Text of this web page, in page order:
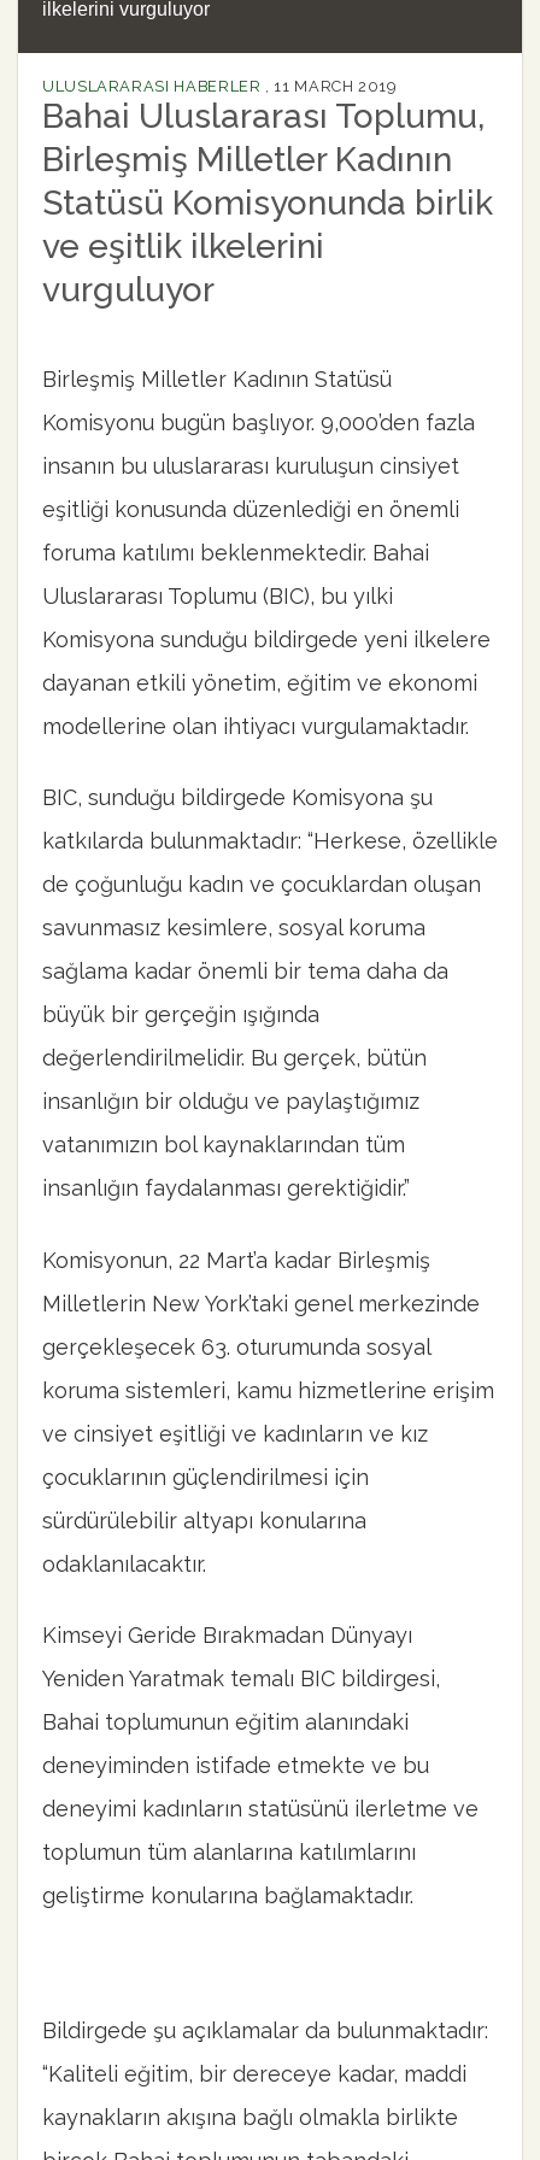
ilkelerini vurguluyor
ULUSLARARASI HABERLER , 11 MARCH 2019
Bahai Uluslararası Toplumu,
Birleşmiş Milletler Kadının
Statüsü Komisyonunda birlik
ve eşitlik ilkelerini
vurguluyor
Birleşmiş Milletler Kadının Statüsü
Komisyonu bugün başlıyor. 9,000’den fazla
insanın bu uluslararası kuruluşun cinsiyet
eşitliği konusunda düzenlediği en önemli
foruma katılımı beklenmektedir. Bahai
Uluslararası Toplumu (BIC), bu yılki
Komisyona sunduğu bildirgede yeni ilkelere
dayanan etkili yönetim, eğitim ve ekonomi
modellerine olan ihtiyacı vurgulamaktadır.
BIC, sunduğu bildirgede Komisyona şu
katkılarda bulunmaktadır: “Herkese, özellikle
de çoğunluğu kadın ve çocuklardan oluşan
savunmasız kesimlere, sosyal koruma
sağlama kadar önemli bir tema daha da
büyük bir gerçeğin ışığında
değerlendirilmelidir. Bu gerçek, bütün
insanlığın bir olduğu ve paylaştığımız
vatanımızın bol kaynaklarından tüm
insanlığın faydalanması gerektiğidir.”
Komisyonun, 22 Mart’a kadar Birleşmiş
Milletlerin New York’taki genel merkezinde
gerçekleşecek 63. oturumunda sosyal
koruma sistemleri, kamu hizmetlerine erişim
ve cinsiyet eşitliği ve kadınların ve kız
çocuklarının güçlendirilmesi için
sürdürülebilir altyapı konularına
odaklanılacaktır.
Kimseyi Geride Bırakmadan Dünyayı
Yeniden Yaratmak temalı BIC bildirgesi,
Bahai toplumunun eğitim alanındaki
deneyiminden istifade etmekte ve bu
deneyimi kadınların statüsünü ilerletme ve
toplumun tüm alanlarına katılımlarını
geliştirme konularına bağlamaktadır.
Bildirgede şu açıklamalar da bulunmaktadır:
“Kaliteli eğitim, bir dereceye kadar, maddi
kaynakların akışına bağlı olmakla birlikte